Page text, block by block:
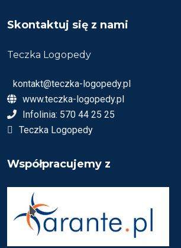
Skontaktuj się z nami
Teczka Logopedy
kontakt@teczka-logopedy.pl
www.teczka-logopedy.pl
Infolinia: 570 44 25 25
Teczka Logopedy
Współpracujemy z